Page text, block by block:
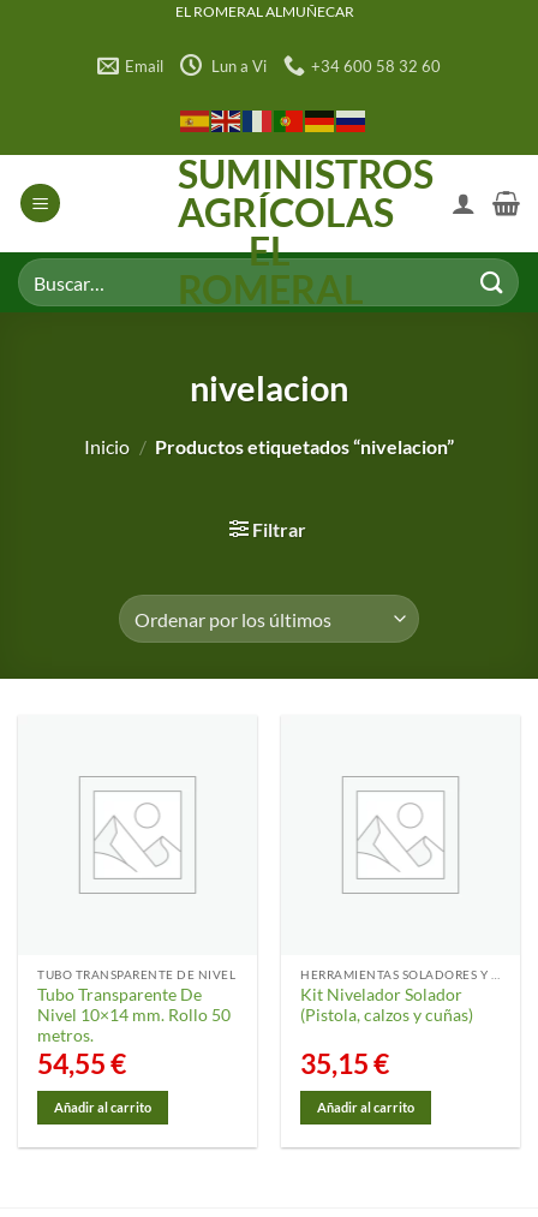
EL ROMERAL ALMUÑECAR
Email Lun a Vi +34 600 58 32 60
SUMINISTROS
AGRÍCOLAS
EL
ROMERAL
Buscar
por:
nivelacion
Inicio / Productos etiquetados “nivelacion”
Filtrar
TUBO TRANSPARENTE DE NIVEL
Tubo Transparente De
Nivel 10×14 mm. Rollo 50
metros.
54,55€
Añadir al carrito
Kit Nivelador Solador
(Pistola, calzos y cuñas)
35,15€
Añadir al carrito